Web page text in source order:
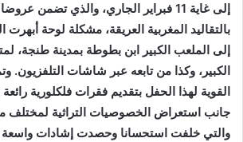
إلى غاية 11 فبراير الجاري، والذي تضمن
بالتقاليد المغربية العريقة، مشكلة لوحة
إلى الملعب الكبير ابن بطوطة بمدينة طنجة،
الكبير، وكذا من تابعه عبر شاشات التلفزيون.
القوية لهذا الحفل بتقديم فقرات فلكلورية
جانب استعراض الخصوصيات التراثية لمختلف
والتي خلفت استحسانا وحصدت إشادات واسعة